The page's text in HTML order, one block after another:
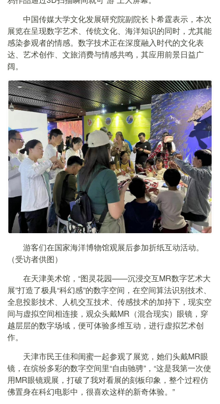
中国传媒大学文化发展研究院副院长卜希霆表示，本次
展览在呈现数字艺术、传统文化、海洋知识的同时，尤其能
感染参观者的情感。数字技术正在深度融入时代的文化表
达、艺术创作、文旅消费与情感共鸣，其应用前景日益广
阔。
游客们在国家海洋博物馆观展后参加折纸互动活动。
（受访者供图）
在天津美术馆，“图灵花园——沉浸交互MR数字艺术大
展”打造了极具“科幻感”的数字空间，在空间算法识别技术、
全息投影技术、人机交互技术、传感技术的加持下，现实空
间与虚拟空间相连接，观众头戴MR（混合现实）眼镜，穿
越层层的数字场域，便可体验多维互动，进行虚拟艺术创
作。
天津市民王佳和闺蜜一起参观了展览，她们头戴MR眼
镜，在缤纷多彩的数字空间里“自由驰骋”，“这是我第一次使
用MR眼镜观展，打破了我对看展的刻板印象，整个过程仿
佛置身在科幻电影中，很喜欢这样的新奇体验。”